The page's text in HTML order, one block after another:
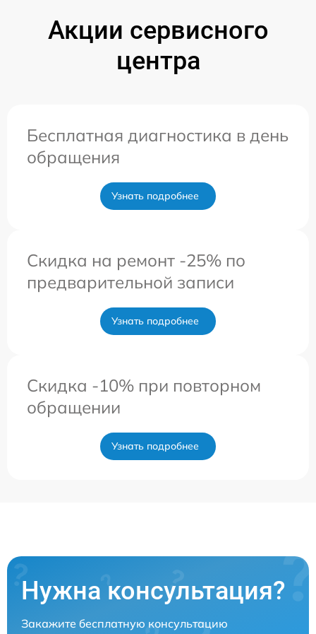
Акции сервисного
центра
Бесплатная диагностика в день
обращения
Узнать подробнее
Скидка на ремонт -25% по
предварительной записи
Узнать подробнее
Скидка -10% при повторном
обращении
Узнать подробнее
Нужна консультация?
Закажите бесплатную консультацию